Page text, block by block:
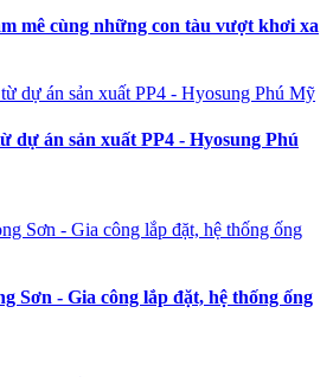
mê cùng những con tàu vượt khơi xa
dự án sản xuất PP4 - Hyosung Phú
Sơn - Gia công lắp đặt, hệ thống ống